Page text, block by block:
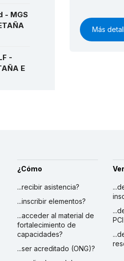
- MGS
-
E
Más
¿Cómo
...recibir asistencia?
...inscribir elementos?
...acceder al material de
fortalecimiento de
capacidades?
...ser acreditado (ONG)?
PCI